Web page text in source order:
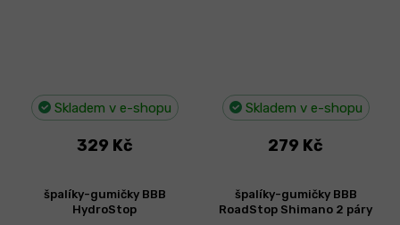
Skladem v e-shopu
329 Kč
Skladem v e-shopu
279 Kč
špalíky-gumičky BBB
HydroStop
špalíky-gumičky BBB
RoadStop Shimano 2 páry